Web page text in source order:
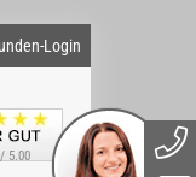
Login
/ 5.00